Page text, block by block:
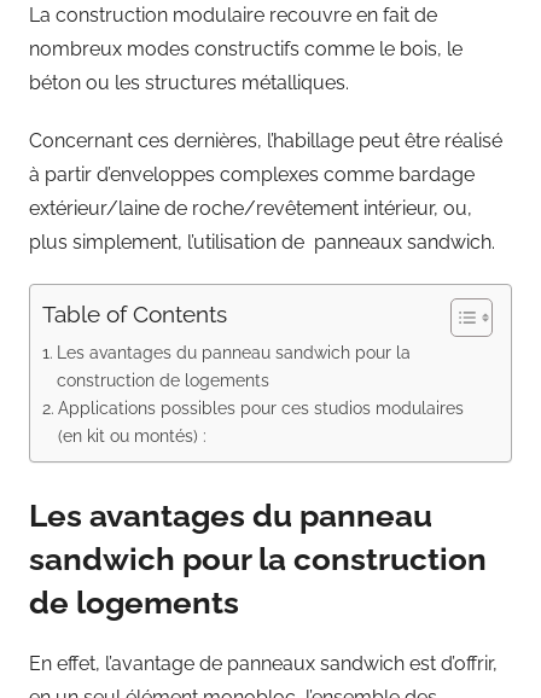
La construction modulaire recouvre en fait de
nombreux modes constructifs comme le bois, le
béton ou les structures métalliques.
Concernant ces dernières, l’habillage peut être réalisé
à partir d’enveloppes complexes comme bardage
extérieur/laine de roche/revêtement intérieur, ou,
plus simplement, l’utilisation de panneaux sandwich.
Table of Contents
Les avantages du panneau sandwich pour la
construction de logements
Applications possibles pour ces studios modulaires
(en kit ou montés) :
Les avantages du panneau
sandwich pour la construction
de logements
En effet, l’avantage de panneaux sandwich est d’offrir,